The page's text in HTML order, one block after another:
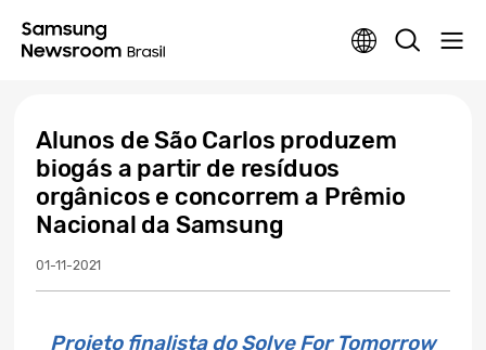
Alunos de São Carlos produzem
biogás a partir de resíduos
orgânicos e concorrem a Prêmio
Nacional da Samsung
01-11-2021
Projeto finalista do Solve For Tomorrow